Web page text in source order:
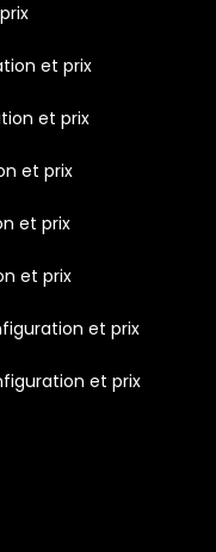
et prix
et prix
et prix
et prix
et prix
et prix
et prix